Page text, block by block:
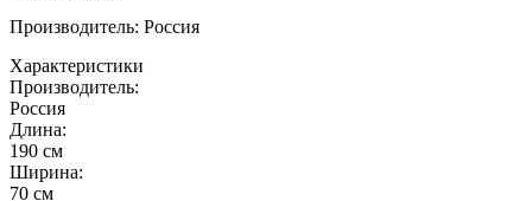
Производитель: Россия
Характеристики
Производитель:
Россия
Длина:
190 см
Ширина:
70 см